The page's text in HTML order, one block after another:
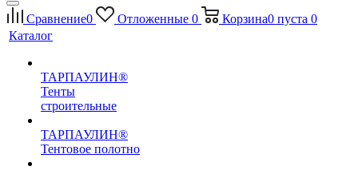
Сравнение0 Отложенные 0 Корзина0 пуста 0
Каталог
ТАРПАУЛИН®
Тенты
строительные
ТАРПАУЛИН®
Тентовое полотно